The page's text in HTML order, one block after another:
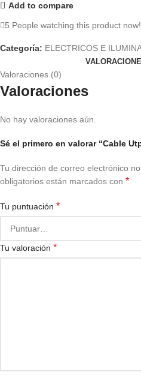
Add to compare
5 People watching this product now!
Categoría: ELECTRICOS E
Valoraciones (0)
Valoraciones
No hay valoraciones aún.
Sé el primero en valorar “Cable
Tu dirección de correo electrónico
obligatorios están marcados con *
Tu puntuación *
Tu valoración *